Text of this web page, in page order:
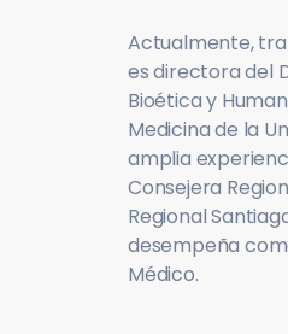
Actualmente,
es directora del
Bioética y
Medicina de la
amplia
Consejera
Regional
desempeña
Médico.